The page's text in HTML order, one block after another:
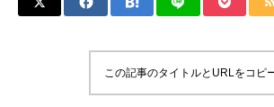
この記事のタイトルとURLをコピ